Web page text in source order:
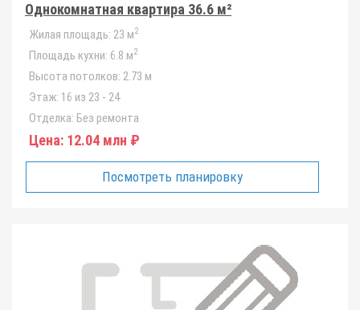
Однокомнатная квартира 36.6 м²
Жилая площадь: 23 м2
Площадь кухни: 6.8 м2
Высота потолков: 2.73 м
Этаж: 16 из 23 - 24
Отделка: Без ремонта
Цена: 12.04 млн ₽
Посмотреть планировку